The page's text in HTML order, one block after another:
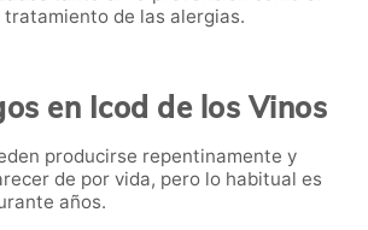
de las alergias.
en Icod de los Vinos
producirse repentinamente y
de por vida, pero lo habitual es
años.